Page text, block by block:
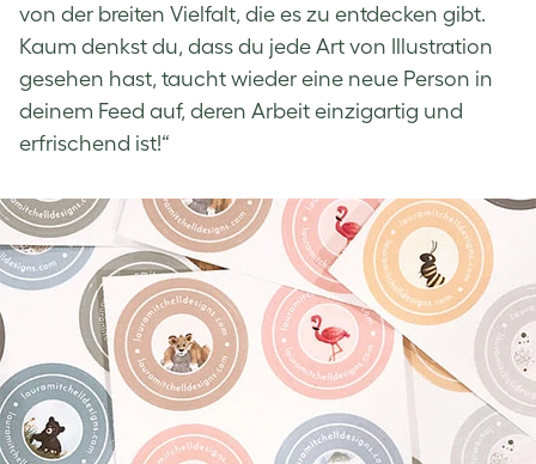
von der breiten Vielfalt, die es zu entdecken gibt.
Kaum denkst du, dass du jede Art von Illustration
gesehen hast, taucht wieder eine neue Person in
deinem Feed auf, deren Arbeit einzigartig und
erfrischend ist!“